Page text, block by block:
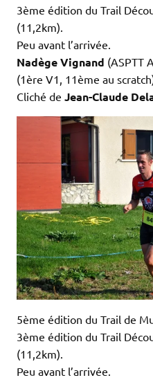
3ème édition du Trail
(11,2km).
Peu avant l’arrivée.
Nadège Vignand (ASPTT
(1ère V1, 11ème au
Cliché de Jean-Claude
5ème édition du Trail de
3ème édition du Trail
(11,2km).
Peu avant l’arrivée.